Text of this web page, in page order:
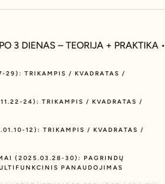
3 DIENAS – TEORIJA + PRAKTIKA •
TRIKAMPIS / KVADRATAS /
24): TRIKAMPIS / KVADRATAS /
12): TRIKAMPIS / KVADRATAS /
(2025.03.28-30): PAGRINDŲ
PANAUDOJIMAS